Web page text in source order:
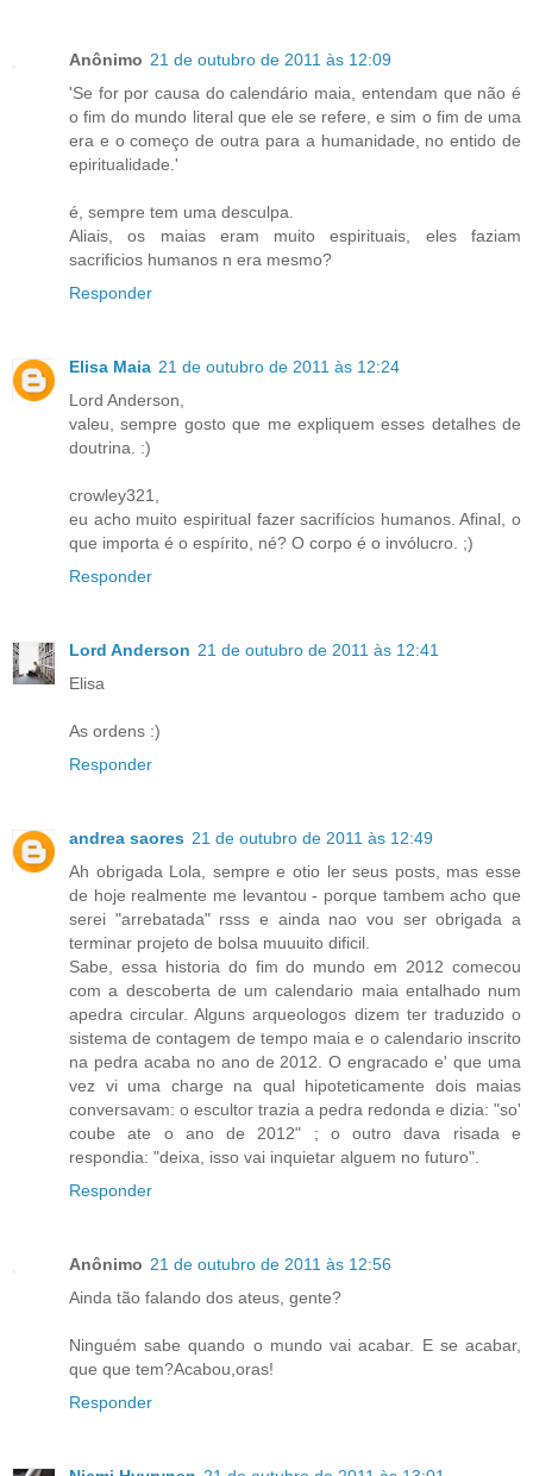
Anônimo 21 de outubro de 2011 às 12:09
'Se for por causa do calendário maia, entendam que não é
o fim do mundo literal que ele se refere, e sim o fim de uma
era e o começo de outra para a humanidade, no entido de
epiritualidade.'
é, sempre tem uma desculpa.
Aliais, os maias eram muito espirituais, eles faziam
sacrificios humanos n era mesmo?
Responder
Elisa Maia 21 de outubro de 2011 às 12:24
Lord Anderson,
valeu, sempre gosto que me expliquem esses detalhes de
doutrina. :)
crowley321,
eu acho muito espiritual fazer sacrifícios humanos. Afinal, o
que importa é o espírito, né? O corpo é o invólucro. ;)
Responder
Lord Anderson 21 de outubro de 2011 às 12:41
Elisa
As ordens :)
Responder
andrea saores 21 de outubro de 2011 às 12:49
Ah obrigada Lola, sempre e otio ler seus posts, mas esse
de hoje realmente me levantou - porque tambem acho que
serei "arrebatada" rsss e ainda nao vou ser obrigada a
terminar projeto de bolsa muuuito dificil.
Sabe, essa historia do fim do mundo em 2012 comecou
com a descoberta de um calendario maia entalhado num
apedra circular. Alguns arqueologos dizem ter traduzido o
sistema de contagem de tempo maia e o calendario inscrito
na pedra acaba no ano de 2012. O engracado e' que uma
vez vi uma charge na qual hipoteticamente dois maias
conversavam: o escultor trazia a pedra redonda e dizia: "so'
coube ate o ano de 2012" ; o outro dava risada e
respondia: "deixa, isso vai inquietar alguem no futuro".
Responder
Anônimo 21 de outubro de 2011 às 12:56
Ainda tão falando dos ateus, gente?
Ninguém sabe quando o mundo vai acabar. E se acabar,
que que tem?Acabou,oras!
Responder